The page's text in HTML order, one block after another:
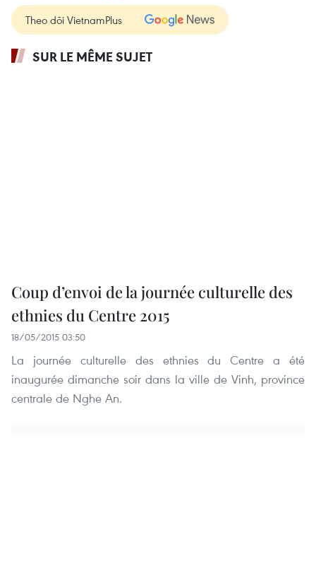
Theo dõi VietnamPlus
SUR LE MÊME SUJET
Coup d’envoi de la journée culturelle des
ethnies du Centre 2015
18/05/2015 03:50
La journée culturelle des ethnies du Centre a été
inaugurée dimanche soir dans la ville de Vinh, province
centrale de Nghe An.